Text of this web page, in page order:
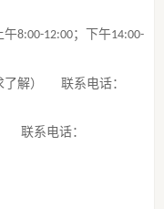
午8:00-12:00；下午14:00-
了解）
联系电话：
联系电话：